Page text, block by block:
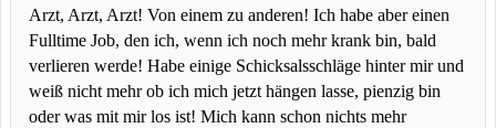
Arzt, Arzt, Arzt! Von einem zu anderen! Ich habe aber einen
Fulltime Job, den ich, wenn ich noch mehr krank bin, bald
verlieren werde! Habe einige Schicksalsschläge hinter mir und
weiß nicht mehr ob ich mich jetzt hängen lasse, pienzig bin
oder was mit mir los ist! Mich kann schon nichts mehr